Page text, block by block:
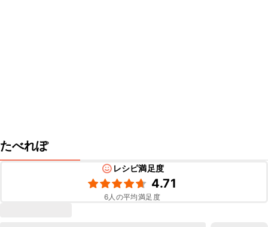
たべれぽ
レシピ満足度
4.71
6人の平均満足度